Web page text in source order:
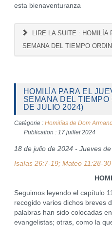
esta bienaventuranza
LIRE LA SUITE : HOMILÍA
SEMANA DEL TIEMPO
HOMILÍA PARA EL
SEMANA DEL
DE JULIO 2024)
Catégorie : Homilías de Dom
Publication : 17 juillet 2024
18 de julio de 2024 - Jueves de
Isaías 26:7-19; Mateo 11:28-30
Seguimos leyendo el capítulo
recogido varios dichos breves
palabras han sido colocadas
evangelistas; otras, como la